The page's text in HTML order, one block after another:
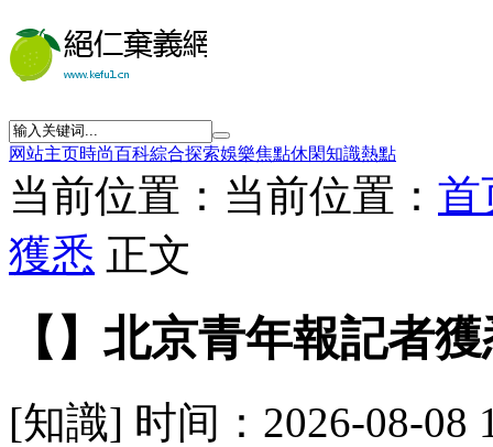
网站主页時尚百科綜合探索娛樂焦點休閑知識熱點
当前位置：当前位置： 首
獲悉 正文
【】北京青年報記者
[知識] 时间：2026-08-08